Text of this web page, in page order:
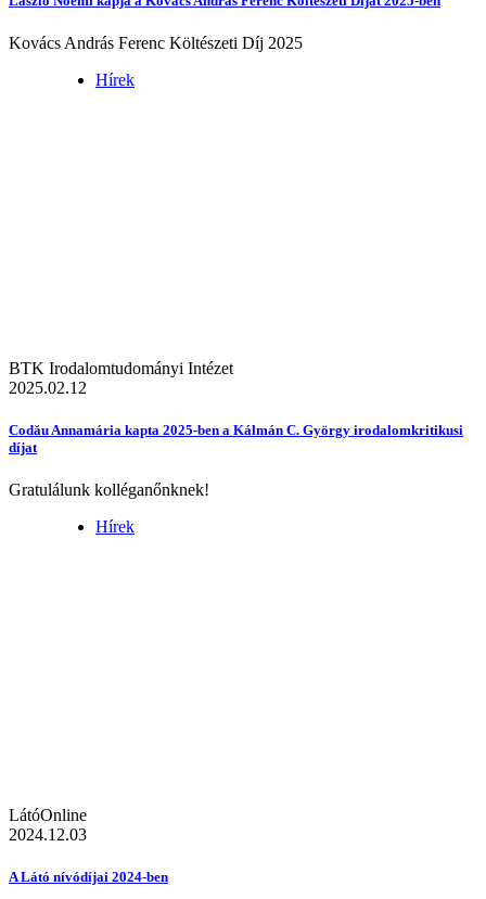
Kovács András Ferenc Költészeti Díj 2025
Hírek
BTK Irodalomtudományi Intézet
2025.02.12
Codău Annamária kapta 2025-ben a Kálmán C. György irodalomkritikusi
díjat
Gratulálunk kolléganőnknek!
Hírek
LátóOnline
2024.12.03
A Látó nívódíjai 2024-ben